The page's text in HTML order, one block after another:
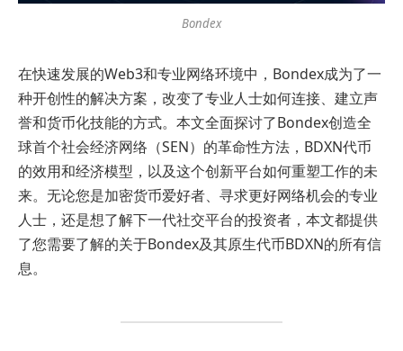
Bondex
在快速发展的Web3和专业网络环境中，Bondex成为了一
种开创性的解决方案，改变了专业人士如何连接、建立声
誉和货币化技能的方式。本文全面探讨了Bondex创造全
球首个社会经济网络（SEN）的革命性方法，BDXN代币
的效用和经济模型，以及这个创新平台如何重塑工作的未
来。无论您是加密货币爱好者、寻求更好网络机会的专业
人士，还是想了解下一代社交平台的投资者，本文都提供
了您需要了解的关于Bondex及其原生代币BDXN的所有信
息。